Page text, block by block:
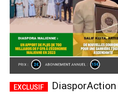
DiasporAction